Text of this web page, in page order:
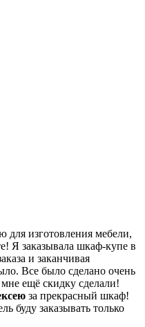
изготовления мебели,
Я заказывала шкаф-купе в
и заканчивая
Все было сделано очень
ещё скидку сделали!
за прекрасный шкаф!
буду заказывать только